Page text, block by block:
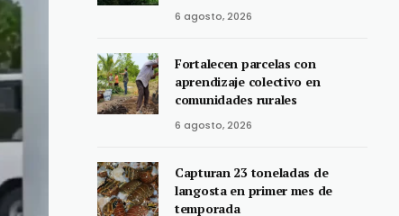
6 agosto, 2026
Fortalecen parcelas con
aprendizaje colectivo en
comunidades rurales
6 agosto, 2026
Capturan 23 toneladas de
langosta en primer mes de
temporada